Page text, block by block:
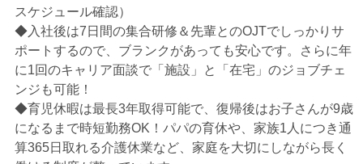
スケジュール確認）
◆入社後は7日間の集合研修＆先輩とのOJTでしっかりサ
ポートするので、ブランクがあっても安心です。さらに年
に1回のキャリア面談で「施設」と「在宅」のジョブチェ
ンジも可能！
◆育児休暇は最長3年取得可能で、復帰後はお子さんが9歳
になるまで時短勤務OK！パパの育休や、家族1人につき通
算365日取れる介護休業など、家庭を大切にしながら長く